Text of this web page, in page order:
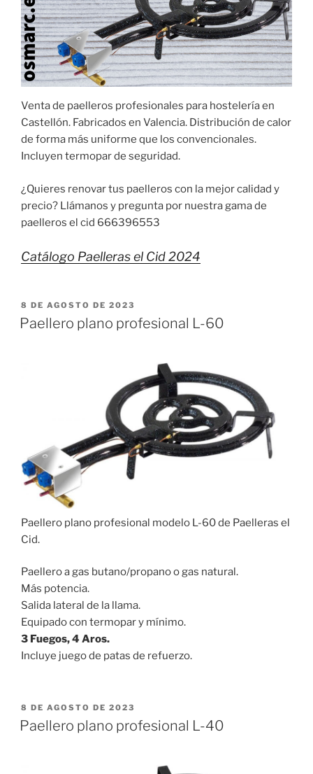
Venta de paelleros profesionales para hostelería en
Castellón. Fabricados en Valencia. Distribución de calor
de forma más uniforme que los convencionales.
Incluyen termopar de seguridad.
¿Quieres renovar tus paelleros con la mejor calidad y
precio? Llámanos y pregunta por nuestra gama de
paelleros el cid 666396553
Catálogo Paelleras el Cid 2024
PUBLICADO
EL
8 DE AGOSTO DE 2023
Paellero plano profesional L-60
Paellero plano profesional modelo L-60 de Paelleras el
Cid.
Paellero a gas butano/propano o gas natural.
Más potencia.
Salida lateral de la llama.
Equipado con termopar y mínimo.
3 Fuegos, 4 Aros.
Incluye juego de patas de refuerzo.
PUBLICADO
EL
8 DE AGOSTO DE 2023
Paellero plano profesional L-40